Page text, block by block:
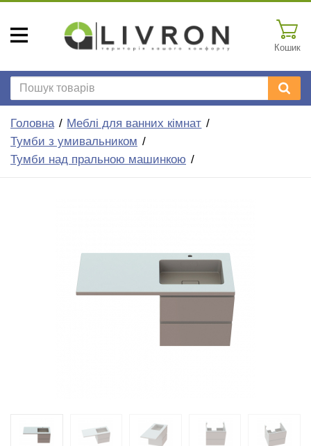
Кошик
Головна
Меблі для ванних кімнат
Тумби з умивальником
Тумби над пральною машинкою